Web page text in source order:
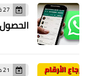
27 فبراير 2022
21 ديسمبر 2021